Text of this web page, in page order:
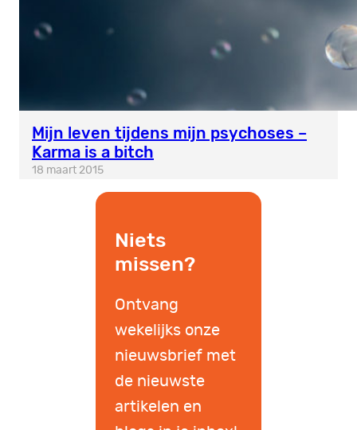
Mijn leven tijdens mijn psychoses –
Karma is a bitch
18 maart 2015
Niets
missen?
Ontvang
wekelijks onze
nieuwsbrief met
de nieuwste
artikelen en